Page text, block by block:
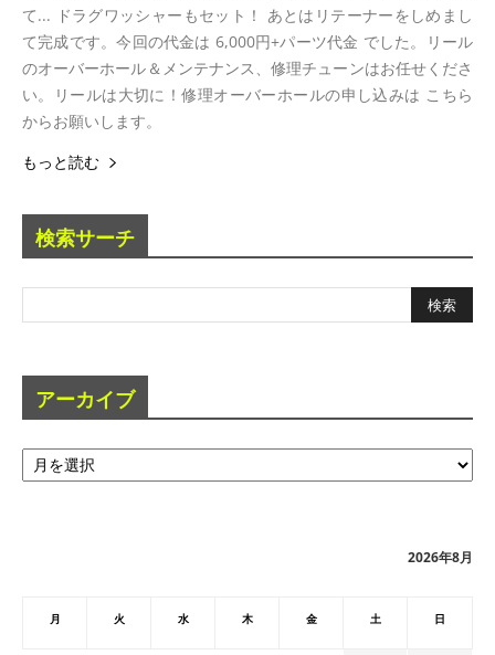
て... ドラグワッシャーもセット！ あとはリテーナーをしめまし
て完成です。今回の代金は 6,000円+パーツ代金 でした。リール
のオーバーホール＆メンテナンス、修理チューンはお任せくださ
い。リールは大切に！修理オーバーホールの申し込みは こちら
からお願いします。
もっと読む
検索サーチ
アーカイブ
ア
ー
2026年8月
月 火 水 木 金 土 日